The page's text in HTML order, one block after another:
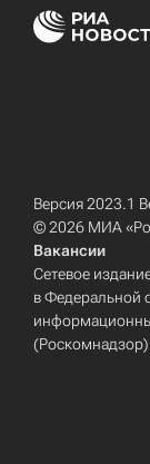
Версия 2023.1
© 2026 МИА
Вакансии
Сетевое
в Федеральной
(Роскомнадзор)